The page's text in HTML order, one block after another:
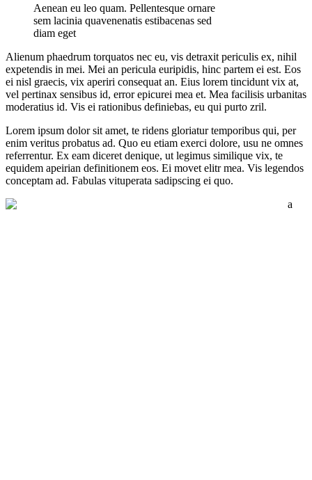
Aenean eu leo quam. Pellentesque ornare
sem lacinia quavenenatis estibacenas sed
diam eget
Alienum phaedrum torquatos nec eu, vis detraxit periculis ex, nihil
expetendis in mei. Mei an pericula euripidis, hinc partem ei est. Eos
ei nisl graecis, vix aperiri consequat an. Eius lorem tincidunt vix at,
vel pertinax sensibus id, error epicurei mea et. Mea facilisis urbanitas
moderatius id. Vis ei rationibus definiebas, eu qui purto zril.
Lorem ipsum dolor sit amet, te ridens gloriatur temporibus qui, per
enim veritus probatus ad. Quo eu etiam exerci dolore, usu ne omnes
referrentur. Ex eam diceret denique, ut legimus similique vix, te
equidem apeirian definitionem eos. Ei movet elitr mea. Vis legendos
conceptam ad. Fabulas vituperata sadipscing ei quo.